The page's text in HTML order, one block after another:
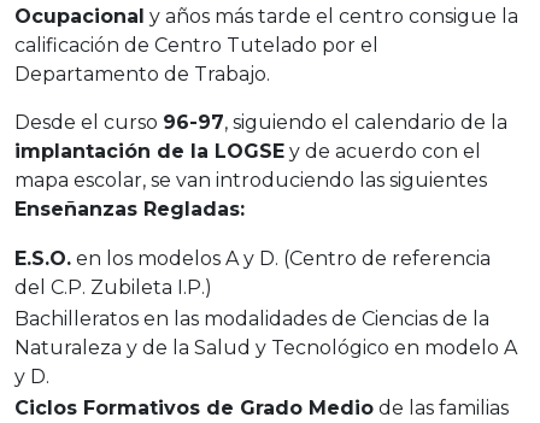
Ocupacional y años más tarde el centro consigue la
calificación de Centro Tutelado por el
Departamento de Trabajo.
Desde el curso 96-97, siguiendo el calendario de la
implantación de la LOGSE y de acuerdo con el
mapa escolar, se van introduciendo las siguientes
Enseñanzas Regladas:
E.S.O. en los modelos A y D. (Centro de referencia
del C.P. Zubileta I.P.)
Bachilleratos en las modalidades de Ciencias de la
Naturaleza y de la Salud y Tecnológico en modelo A
y D.
Ciclos Formativos de Grado Medio de las familias